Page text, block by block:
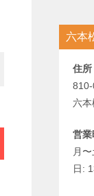
六本
住所
六本
営業
月
日: